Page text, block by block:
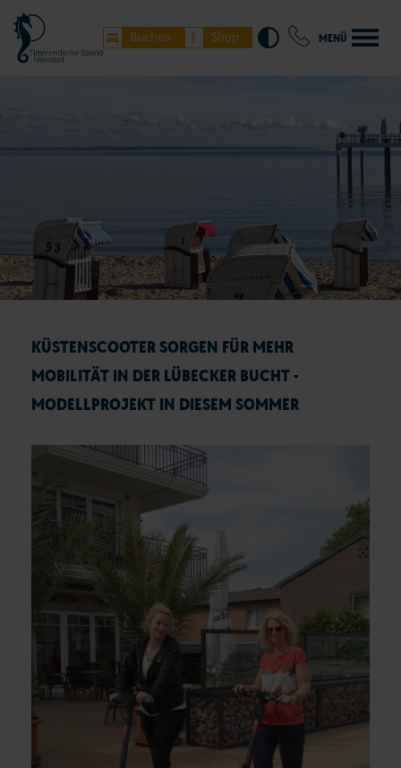
Buchen Shop MENÜ
KÜSTENSCOOTER SORGEN FÜR MEHR
MOBILITÄT IN DER LÜBECKER BUCHT -
MODELLPROJEKT IN DIESEM SOMMER